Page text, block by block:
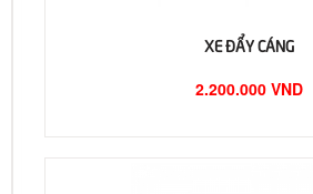
XE ĐẨY CÁNG
2.200.000 VND